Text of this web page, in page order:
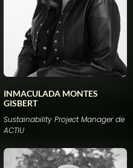
INMACULADA MONTES
GISBERT
Sustainability Project Manager de
ACTIU